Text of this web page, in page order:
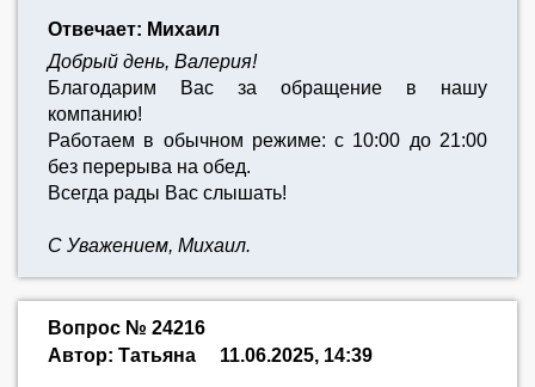
Отвечает: Михаил
Добрый день, Валерия!
Благодарим Вас за обращение в нашу
компанию!
Работаем в обычном режиме: с 10:00 до 21:00
без перерыва на обед.
Всегда рады Вас слышать!
С Уважением, Михаил.
Вопрос № 24216
Автор: Татьяна
11.06.2025, 14:39